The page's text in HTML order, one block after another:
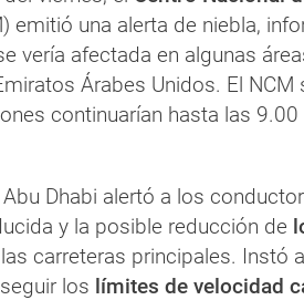
emitió una alerta de niebla,
vería afectada en algunas
Árabes Unidos. El NCM
continuarían hasta las 9.00
Dhabi alertó a los
y la posible reducción de
carreteras principales. Instó
los límites de velocidad